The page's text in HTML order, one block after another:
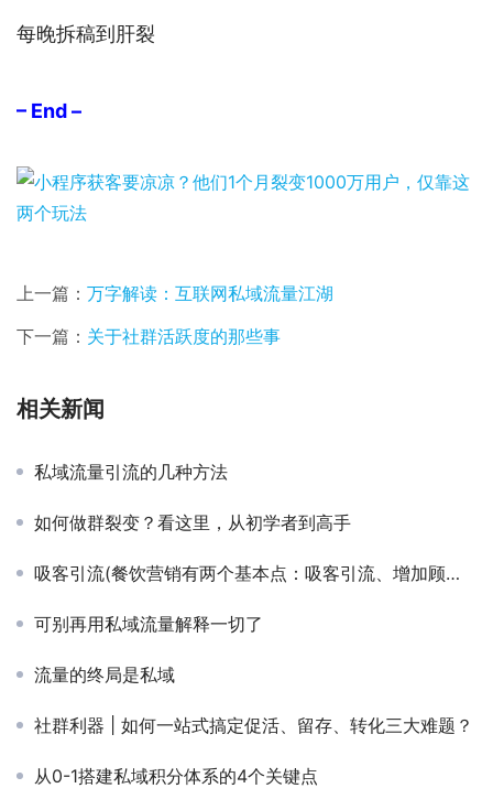
每晚拆稿到肝裂
– End –
上一篇： 万字解读：互联网私域流量江湖
下一篇： 关于社群活跃度的那些事
相关新闻
私域流量引流的几种方法
如何做群裂变？看这里，从初学者到高手
吸客引流(餐饮营销有两个基本点：吸客引流、增加顾客体验感)
可别再用私域流量解释一切了
流量的终局是私域
社群利器 | 如何一站式搞定促活、留存、转化三大难题？
从0-1搭建私域积分体系的4个关键点